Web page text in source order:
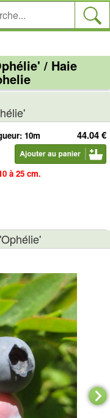
/ Haie
44.04 €
10m
à 25 cm.